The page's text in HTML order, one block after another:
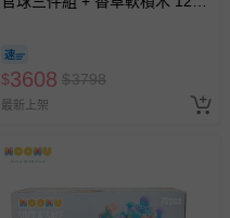
$3608 $3798
最新上架